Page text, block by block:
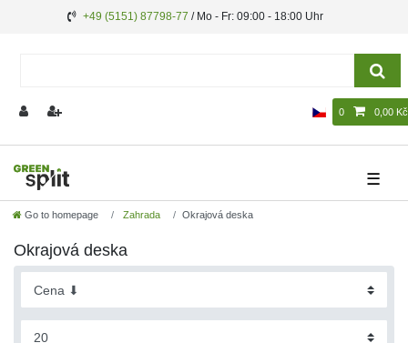
+49 (5151) 87798-77 / Mo - Fr: 09:00 - 18:00 Uhr
0 0,00 Kč
☰
Go to homepage Zahrada Okrajová deska
Okrajová deska